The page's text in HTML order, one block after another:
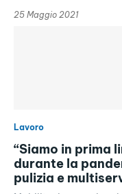
25 Maggio 2021
Lavoro
“Siamo in prima
durante la
pulizia e